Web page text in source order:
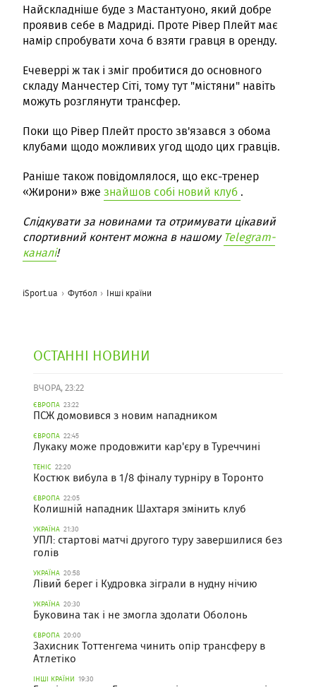
Найскладніше буде з Мастантуоно, який добре
проявив себе в Мадриді. Проте Рівер Плейт має
намір спробувати хоча б взяти гравця в оренду.
Ечеверрі ж так і зміг пробитися до основного
складу Манчестер Сіті, тому тут "містяни" навіть
можуть розглянути трансфер.
Поки що Рівер Плейт просто зв'язався з обома
клубами щодо можливих угод щодо цих гравців.
Раніше також повідомлялося, що екс-тренер
«Жирони» вже знайшов собі новий клуб .
Слідкувати за новинами та отримувати цікавий
спортивний контент можна в нашомуTelegram-
каналі!
iSport.ua Футбол Інші країни
ОСТАННІ НОВИНИ
ВЧОРА, 23:22
ЄВРОПА 23:22
ПСЖ домовився з новим нападником
ЄВРОПА 22:45
Лукаку може продовжити кар'єру в Туреччині
ТЕНІС 22:20
Костюк вибула в 1/8 фіналу турніру в Торонто
ЄВРОПА 22:05
Колишній нападник Шахтаря змінить клуб
УКРАЇНА 21:30
УПЛ: стартові матчі другого туру завершилися без
голів
УКРАЇНА 20:58
Лівий берег і Кудровка зіграли в нудну нічию
УКРАЇНА 20:30
Буковина так і не змогла здолати Оболонь
ЄВРОПА 20:00
Захисник Тоттенгема чинить опір трансферу в
Атлетіко
ІНШІ КРАЇНИ 19:30